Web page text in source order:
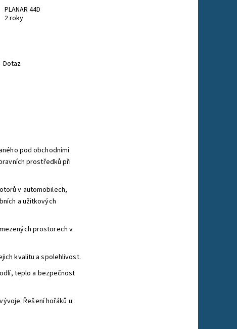
PLANAR 44D
2 roky
Dotaz
pod obchodními
prostředků při
v automobilech,
a užitkových
prostorech v
kvalitu a spolehlivost.
teplo a bezpečnost
Řešení hořáků u